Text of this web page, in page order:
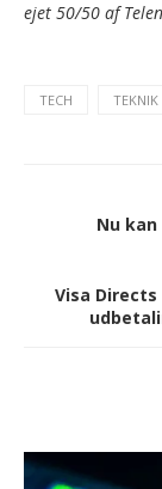
ejet 50/50 af
TECH TEKNIK
Nu
Visa